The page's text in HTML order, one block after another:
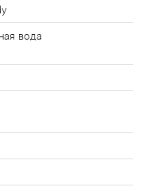
вода